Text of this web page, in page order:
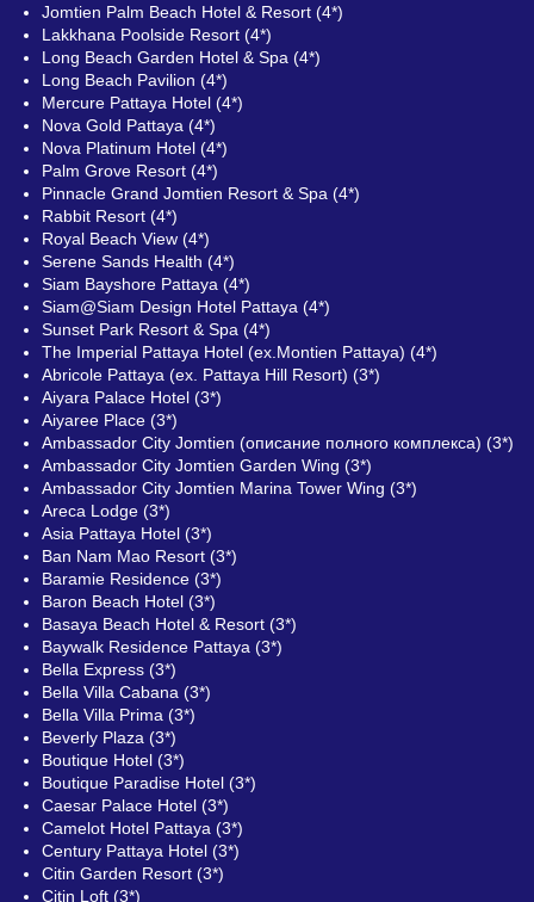
Jomtien Palm Beach Hotel & Resort (4*)
Lakkhana Poolside Resort (4*)
Long Beach Garden Hotel & Spa (4*)
Long Beach Pavilion (4*)
Mercure Pattaya Hotel (4*)
Nova Gold Pattaya (4*)
Nova Platinum Hotel (4*)
Palm Grove Resort (4*)
Pinnacle Grand Jomtien Resort & Spa (4*)
Rabbit Resort (4*)
Royal Beach View (4*)
Serene Sands Health (4*)
Siam Bayshore Pattaya (4*)
Siam@Siam Design Hotel Pattaya (4*)
Sunset Park Resort & Spa (4*)
The Imperial Pattaya Hotel (ex.Montien Pattaya) (4*)
Abricole Pattaya (ex. Pattaya Hill Resort) (3*)
Aiyara Palace Hotel (3*)
Aiyaree Place (3*)
Ambassador City Jomtien (описание полного комплекса) (3*)
Ambassador City Jomtien Garden Wing (3*)
Ambassador City Jomtien Marina Tower Wing (3*)
Areca Lodge (3*)
Asia Pattaya Hotel (3*)
Ban Nam Mao Resort (3*)
Baramie Residence (3*)
Baron Beach Hotel (3*)
Basaya Beach Hotel & Resort (3*)
Baywalk Residence Pattaya (3*)
Bella Express (3*)
Bella Villa Cabana (3*)
Bella Villa Prima (3*)
Beverly Plaza (3*)
Boutique Hotel (3*)
Boutique Paradise Hotel (3*)
Caesar Palace Hotel (3*)
Camelot Hotel Pattaya (3*)
Century Pattaya Hotel (3*)
Citin Garden Resort (3*)
Citin Loft (3*)